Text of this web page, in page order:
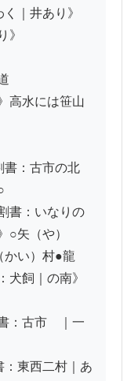
｜井あり》
》
高水には笹山
書：古市の北
書：いなりの
○矢（や）
かい）村●龍
犬飼｜の南》
：古市ゟ｜一
：東西二村｜あ